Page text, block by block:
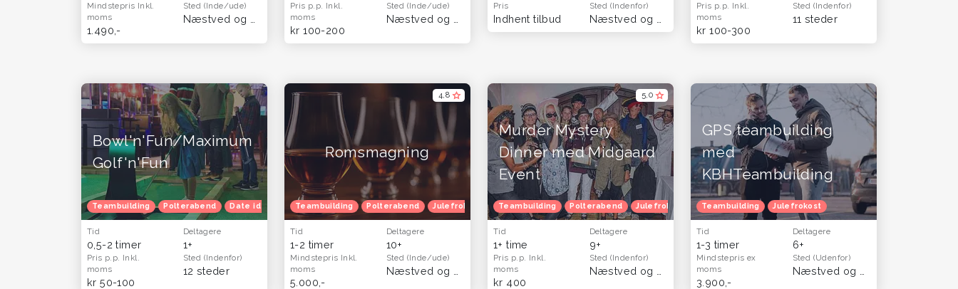
Mindstepris Inkl.
moms
1.490,-
Sted (Inde/ude) Pris p.p. Inkl.
moms
kr 100-200
Sted (Inde/ude)
(KBH & Sjælland)
Pris
Indhent tilbud
Sted (Indenfor) Pris p.p. Inkl.
moms
kr 100-300
Sted (Indenfor)
11 steder
Bowl'n'Fun/Maximum
Golf'n'Fun
Teambuilding Polterabend Date idéer Familietur Børnefødselsdag Julefrokost Herretur Venindetur Blå mandag Efterårferie
Tid
0,5-2 timer
Deltagere
1+
Pris p.p. Inkl.
moms
kr 50-100
Sted (Indenfor)
12 steder
4,8
Romsmagning
Teambuilding Polterabend Julefrokost Herretur
Tid
1-2 timer
Deltagere
10+
Mindstepris Inkl.
moms
5.000,-
Sted (Inde/ude)
5,0
Murder Mystery
Dinner med Midgaard
Event
Teambuilding Polterabend Julefrokost
Tid
1+ time
Deltagere
9+
Pris p.p. Inkl.
moms
kr 400
Sted (Indenfor)
GPS teambuilding
med
KBHTeambuilding
Teambuilding Julefrokost
Tid
1-3 timer
Deltagere
6+
Mindstepris ex
moms
3.900,-
Sted (Udenfor)